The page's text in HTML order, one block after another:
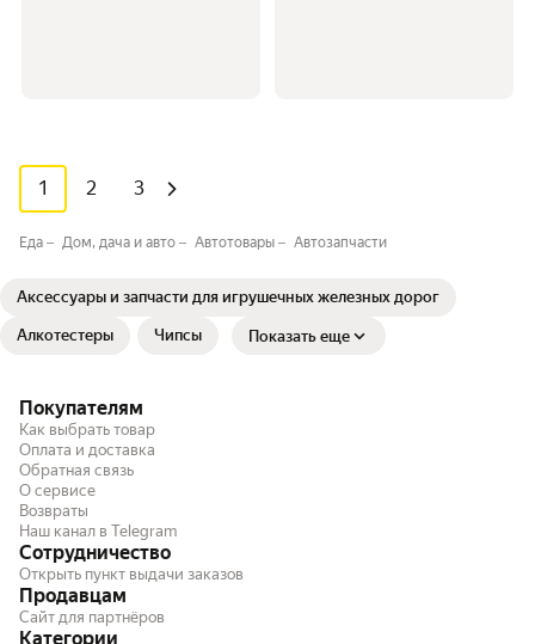
1 2 3
Еда Дом, дача и авто Автотовары Автозапчасти
Аксессуары и запчасти для игрушечных железных дорог
Алкотестеры Чипсы Показать еще
Покупателям
Как выбрать товар
Оплата и доставка
Обратная связь
О сервисе
Возвраты
Наш канал в Telegram
Сотрудничество
Открыть пункт выдачи заказов
Продавцам
Сайт для партнёров
Категории